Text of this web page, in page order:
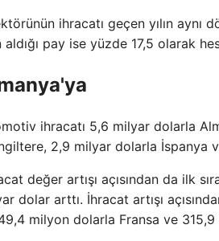
ihracatı geçen yılın aynı
pay ise yüzde 17,5 olarak
ihracatı 5,6 milyar dolarla
2,9 milyar dolarla İspanya
değer artışı açısından da ilk
dolar arttı. İhracat artışı
milyon dolarla Fransa ve